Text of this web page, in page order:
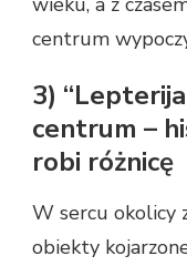
centrum
3)
centrum –
robi różnicę
W sercu okolicy
obiekty